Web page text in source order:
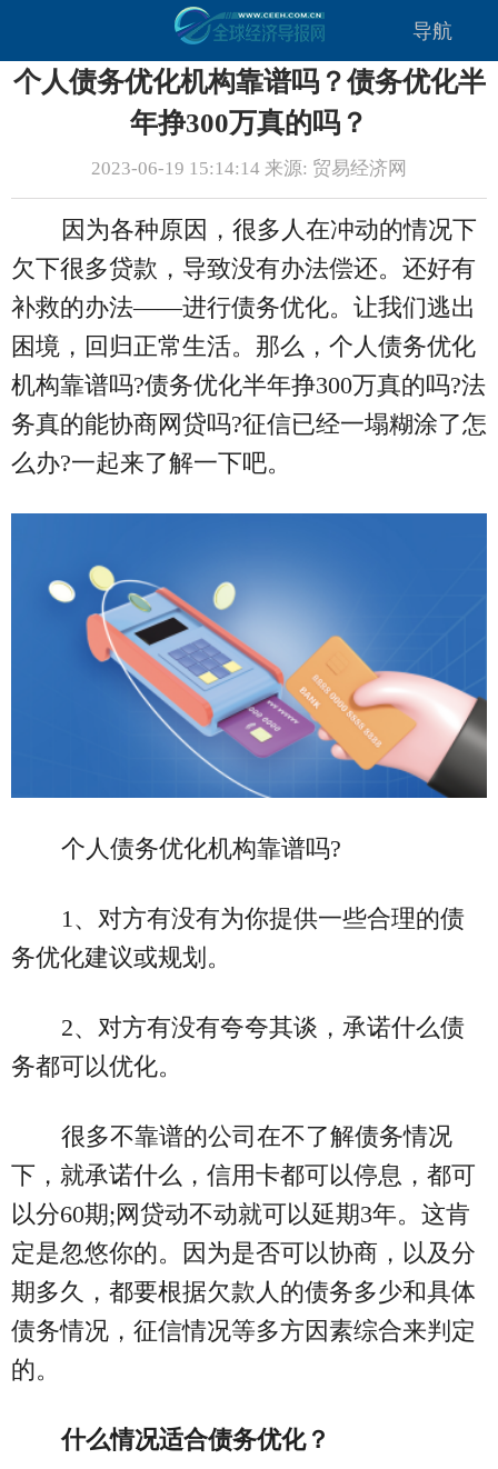
导航
个人债务优化机构靠谱吗？债务优化半
年挣300万真的吗？
2023-06-19 15:14:14 来源: 贸易经济网
因为各种原因，很多人在冲动的情况下
欠下很多贷款，导致没有办法偿还。还好有
补救的办法——进行债务优化。让我们逃出
困境，回归正常生活。那么，个人债务优化
机构靠谱吗?债务优化半年挣300万真的吗?法
务真的能协商网贷吗?征信已经一塌糊涂了怎
么办?一起来了解一下吧。
个人债务优化机构靠谱吗?
1、对方有没有为你提供一些合理的债
务优化建议或规划。
2、对方有没有夸夸其谈，承诺什么债
务都可以优化。
很多不靠谱的公司在不了解债务情况
下，就承诺什么，信用卡都可以停息，都可
以分60期;网贷动不动就可以延期3年。这肯
定是忽悠你的。因为是否可以协商，以及分
期多久，都要根据欠款人的债务多少和具体
债务情况，征信情况等多方因素综合来判定
的。
什么情况适合债务优化？